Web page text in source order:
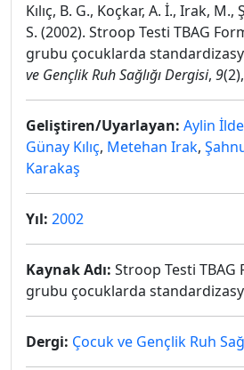
Kılıç, B. G., Koçkar, A. İ., Irak, M.,
S. (2002). Stroop Testi TBAG
grubu çocuklarda
ve Gençlik Ruh Sağlığı Dergisi, 9
Geliştiren/Uyarlayan: Aylin
Günay Kılıç, Metehan Irak,
Karakaş
Yıl: 2002
Kaynak Adı: Stroop Testi TBAG
grubu çocuklarda
Dergi: Çocuk ve Gençlik Ruh